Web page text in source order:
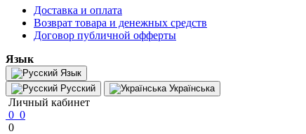
Доставка и оплата
Возврат товара и денежных средств
Договор публичной офферты
Язык
Язык
Русский
Українська
Личный кабинет
0 0
0